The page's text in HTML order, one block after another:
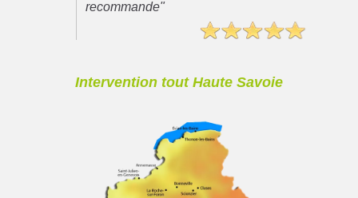
recommande"
Intervention tout Haute Savoie